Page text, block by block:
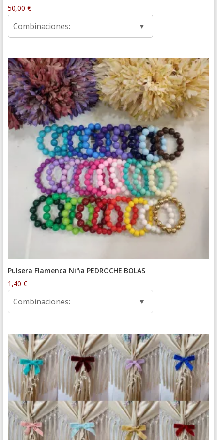
50,00 €
Combinaciones:
Pulsera Flamenca Niña PEDROCHE BOLAS
1,40 €
Combinaciones: